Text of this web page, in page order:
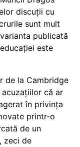
discuții cu
sunt mult
publicată
este
de la Cambridge
că ar
în privința
printr-o
de un
zeci de